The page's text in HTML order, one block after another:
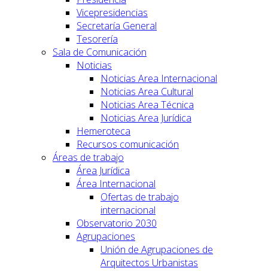
Vicepresidencias
Secretaría General
Tesorería
Sala de Comunicación
Noticias
Noticias Area Internacional
Noticias Area Cultural
Noticias Area Técnica
Noticias Area Jurídica
Hemeroteca
Recursos comunicación
Áreas de trabajo
Área Jurídica
Área Internacional
Ofertas de trabajo
internacional
Observatorio 2030
Agrupaciones
Unión de Agrupaciones de
Arquitectos Urbanistas